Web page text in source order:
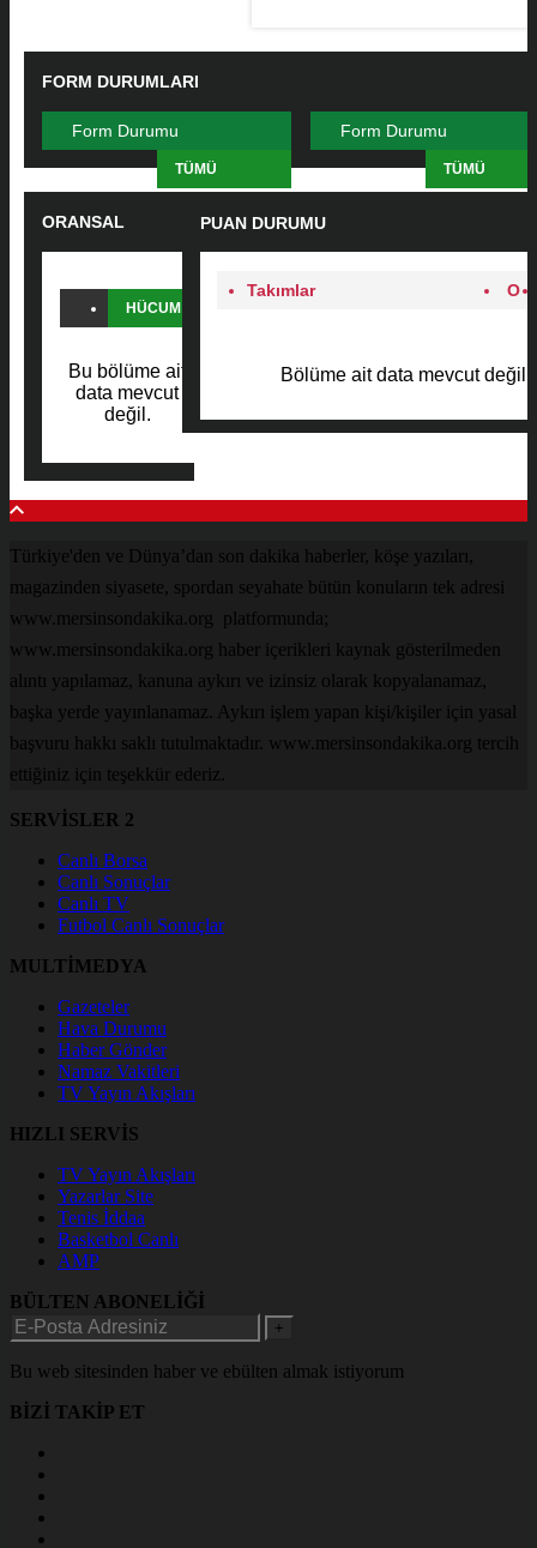
FORM DURUMLARI
Form Durumu
TÜMÜ
Form Durumu
TÜMÜ
ORANSAL
HÜCUM
PAS
FAUL
Bu bölüme ait
data mevcut
değil.
PUAN DURUMU
Takımlar O
Bölüme ait data mevcut değil.
Türkiye'den ve Dünya’dan son dakika haberler, köşe yazıları,
magazinden siyasete, spordan seyahate bütün konuların tek adresi
www.mersinsondakika.org platformunda;
www.mersinsondakika.org haber içerikleri kaynak gösterilmeden
alıntı yapılamaz, kanuna aykırı ve izinsiz olarak kopyalanamaz,
başka yerde yayınlanamaz. Aykırı işlem yapan kişi/kişiler için yasal
başvuru hakkı saklı tutulmaktadır. www.mersinsondakika.org tercih
ettiğiniz için teşekkür ederiz.
SERVİSLER 2
Canlı Borsa
Canlı Sonuçlar
Canlı TV
Futbol Canlı Sonuçlar
MULTİMEDYA
Gazeteler
Hava Durumu
Haber Gönder
Namaz Vakitleri
TV Yayın Akışları
HIZLI SERVİS
TV Yayın Akışları
Yazarlar Site
Tenis İddaa
Basketbol Canlı
AMP
BÜLTEN ABONELİĞİ
+
Bu web sitesinden haber ve ebülten almak istiyorum
BİZİ TAKİP ET